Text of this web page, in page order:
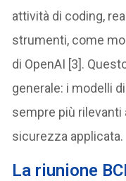
attività di coding,
strumenti, come
di OpenAI [3].
generale: i modelli
sempre più rilevanti
sicurezza applicata.
La riunione